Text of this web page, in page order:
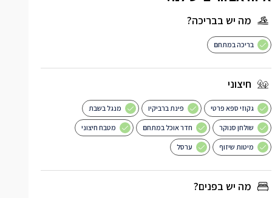
מה יש בבריכה?
בריכה במתחם
חיצוני
גקוזי ספא פרטי פינת ברביקיו מנגל בשבת
שולחן סנוקר חדר אוכל במתחם מטבח חיצוני
מיטות שיזוף ערסל
מה יש בפנים?